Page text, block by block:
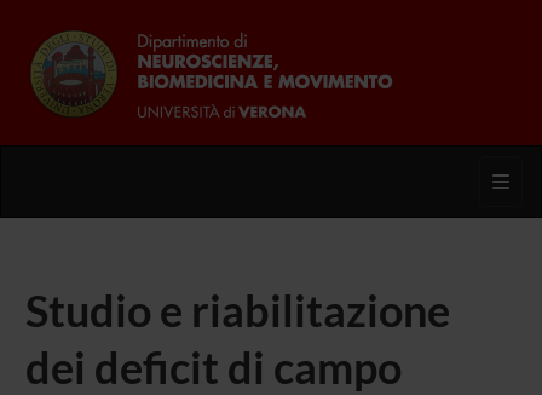
Studio e riabilitazione
dei deficit di campo